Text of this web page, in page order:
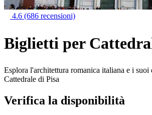
4.6 (686 recensioni)
Biglietti per
Esplora l'architettura romanica italiana e i suoi
Cattedrale di Pisa
Verifica la disponibilità